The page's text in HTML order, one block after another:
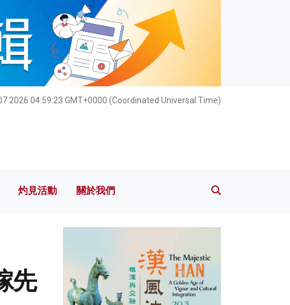
2026 04:59:24 GMT+0000 (Coordinated Universal Time)
榜 灼見活動 關於我們
灼見活動 關於我們
先